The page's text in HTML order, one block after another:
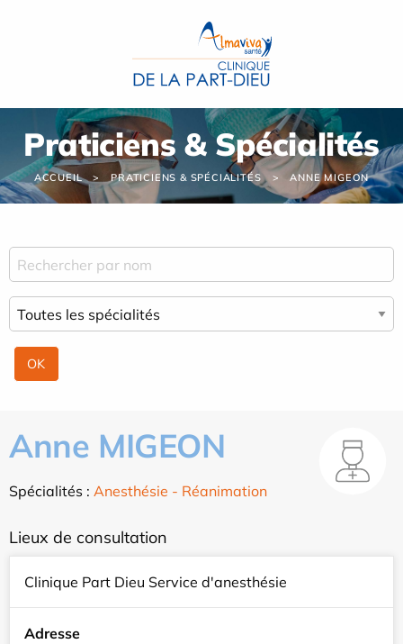
Praticiens & Spécialités
ACCUEIL PRATICIENS & SPÉCIALITÉS ANNE MIGEON
Anne MIGEON
Spécialités : Anesthésie - Réanimation
Lieux de consultation
Clinique Part Dieu Service d'anesthésie
Adresse